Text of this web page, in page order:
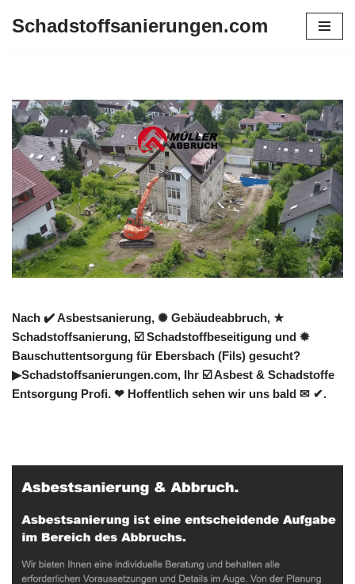
Schadstoffsanierungen.com
Nach ✔️ Asbestsanierung, ✺ Gebäudeabbruch, ★
Schadstoffsanierung, ☑️ Schadstoffbeseitigung und ✹
Bauschuttentsorgung für Ebersbach (Fils) gesucht?
▶︎Schadstoffsanierungen.com, Ihr ☑️ Asbest & Schadstoffe
Entsorgung Profi. ❤ Hoffentlich sehen wir uns bald ✉ ✔.